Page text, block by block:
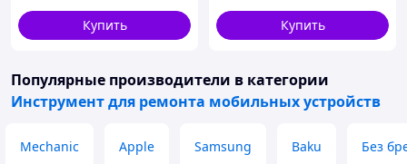
Купить
Купить
Популярные производители в категории
Инструмент для ремонта мобильных устройств
Mechanic Apple Samsung Baku Без